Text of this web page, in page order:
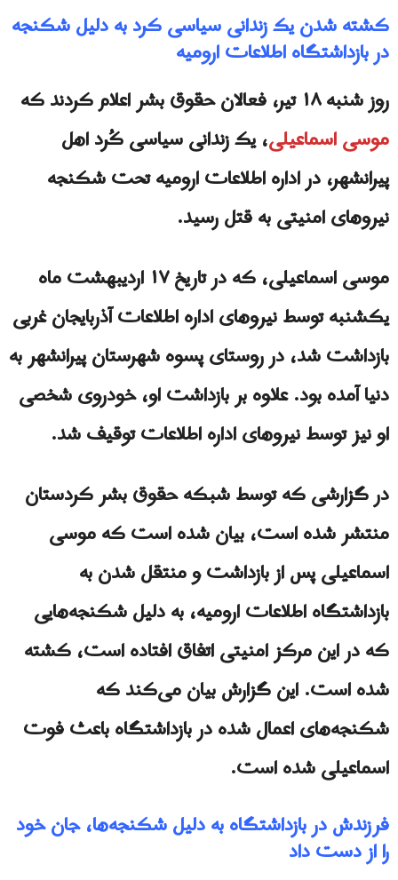
کشته شدن یک زندانی سیاسی کرد به دلیل شکنجه
در بازداشتگاه اطلاعات ارومیه
روز شنبه ۱۸ تیر، فعالان حقوق بشر اعلام کردند که
موسی اسماعیلی، یک زندانی سیاسی کُرد اهل
پیرانشهر، در اداره اطلاعات ارومیه تحت شکنجه
نیروهای امنیتی به قتل رسید.
موسی اسماعیلی، که در تاریخ ۱۷ اردیبهشت ماه
یکشنبه توسط نیروهای اداره اطلاعات آذربایجان غربی
بازداشت شد، در روستای پسوه شهرستان پیرانشهر به
دنیا آمده بود. علاوه بر بازداشت او، خودروی شخصی
او نیز توسط نیروهای اداره اطلاعات توقیف شد.
در گزارشی که توسط شبکه حقوق بشر کردستان
منتشر شده است، بیان شده است که موسی
اسماعیلی پس از بازداشت و منتقل شدن به
بازداشتگاه اطلاعات ارومیه، به دلیل شکنجه‌هایی
که در این مرکز امنیتی اتفاق افتاده است، کشته
شده است. این گزارش بیان می‌کند که
شکنجه‌های اعمال شده در بازداشتگاه باعث فوت
اسماعیلی شده است.
فرزندش در بازداشتگاه به دلیل شکنجه‌ها، جان خود
را از دست داد